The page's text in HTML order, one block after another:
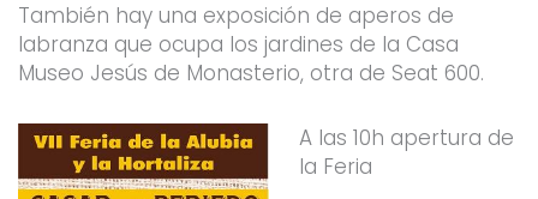
También hay una exposición de aperos de
labranza que ocupa los jardines de la Casa
Museo Jesús de Monasterio, otra de Seat 600.
A las 10h apertura de
la Feria